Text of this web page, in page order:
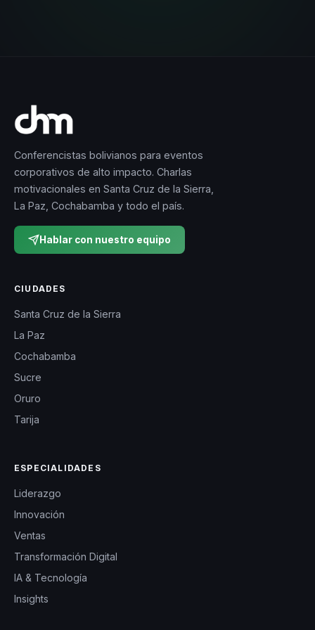
Conferencistas bolivianos para eventos
corporativos de alto impacto. Charlas
motivacionales en Santa Cruz de la Sierra,
La Paz, Cochabamba y todo el país.
Hablar con nuestro equipo
CIUDADES
Santa Cruz de la Sierra
La Paz
Cochabamba
Sucre
Oruro
Tarija
ESPECIALIDADES
Liderazgo
Innovación
Ventas
Transformación Digital
IA & Tecnología
Insights